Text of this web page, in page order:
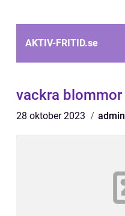
AKTIV-FRITID.se
vackra blommor
28 oktober 2023 admin